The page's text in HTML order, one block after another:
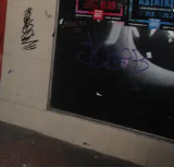
הורס ת'בריאות. דילפו /